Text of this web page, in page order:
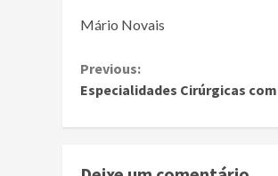
Mário Novais
Continue
Reading
Previous:
Especialidades Cirúrgicas